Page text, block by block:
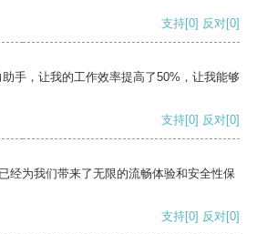
支持[0] 反对[0]
手，让我的工作效率提高了50%，让我能够
支持[0] 反对[0]
经为我们带来了无限的流畅体验和安全性保
支持[0] 反对[0]